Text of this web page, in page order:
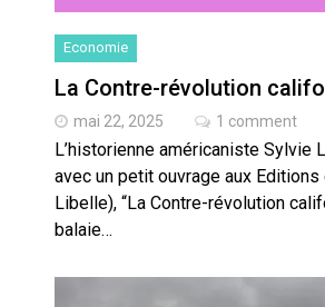
Economie
La Contre-révolution
mai 22, 2025 1 comment
L’historienne américaniste Sylvie
avec un petit ouvrage aux Editions
Libelle), “La Contre-révolution
balaie…